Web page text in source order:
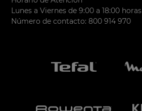
Lunes a Viernes de 9:00 a 18:00 horas
Número de contacto: 800 914 970